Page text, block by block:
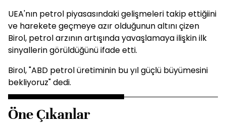
UEA'nın petrol piyasasındaki gelişmeleri takip ettiğiini
ve harekete geçmeye azır olduğunun altını çizen
Birol, petrol arzının artışında yavaşlamaya ilişkin ilk
sinyallerin görüldüğünü ifade etti.
Birol, "ABD petrol üretiminin bu yıl güçlü büyümesini
bekliyoruz" dedi.
Öne Çıkanlar